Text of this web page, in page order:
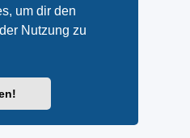
um dir den
Nutzung zu